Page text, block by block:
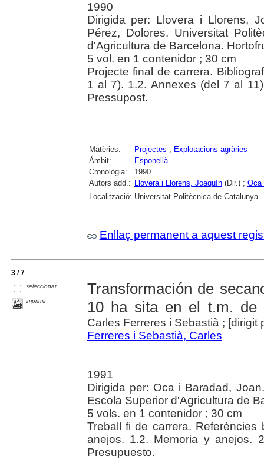
1990
Dirigida per: Llovera i Llorens,
Pérez, Dolores. Universitat
d'Agricultura de Barcelona.
5 vol. en 1 contenidor ; 30 cm
Projecte final de carrera.
1 al 7). 1.2. Annexes (del 7 al
Pressupost.
Matèries: Projectes ; Explotacions agràries
Àmbit:
Esponellà
Cronologia:
1990
Autors add.: Llovera i Llorens, Joaquín(Dir.) ; Oca
Localització: Universitat Politècnica de Catalunya
Enllaç permanent a aquest
3 / 7
seleccionar
imprimir
Transformación de
10 ha sita en el t.m. de
Carles Ferreres i Sebastià ; [dirigit
Ferreres i Sebastià, Carles
1991
Dirigida per: Oca i Baradad,
Escola Superior d'Agricultura de
5 vols. en 1 contenidor ; 30 cm
Treball fi de carrera. Referències
anejos. 1.2. Memoria y anejos.
Presupuesto.